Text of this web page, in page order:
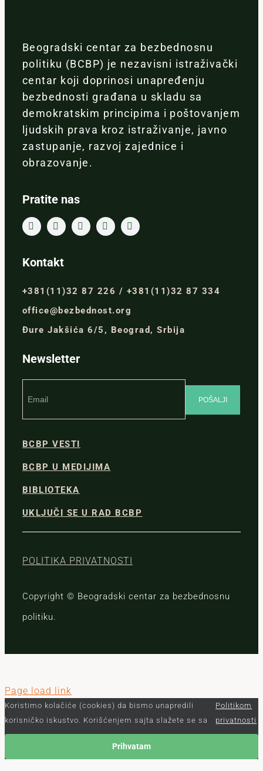
Beogradski centar za bezbednosnu
politiku (BCBP) je nezavisni istraživački
centar koji doprinosi unapređenju
bezbednosti građana u skladu sa
demokratskim principima i poštovanjem
ljudskih prava kroz istraživanje, javno
zastupanje, razvoj zajednice i
obrazovanje.
Pratite nas
Kontakt
+381(11)32 87 226 / +381(11)32 87 334
office@bezbednost.org
Đure Jakšića 6/5, Beograd, Srbija
Newsletter
BCBP VESTI
BCBP U MEDIJIMA
BIBLIOTEKA
UKLJUČI SE U RAD BCBP
POLITIKA PRIVATNOSTI
Copyright © Beogradski centar za bezbednosnu
politiku.
Page load link
Koristimo kolačiće (cookies) da bismo unapredili
korisničko iskustvo. Korišćenjem sajta slažete se sa
Politikom
privatnosti
Prihvatam